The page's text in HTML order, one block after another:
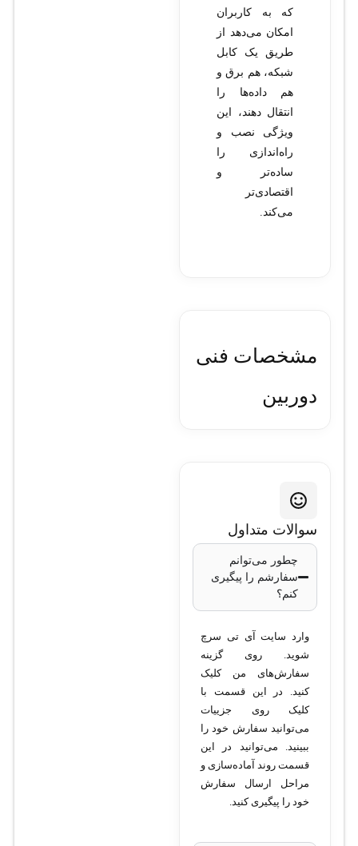
که به کاربران
امکان می‌دهد از
طریق یک کابل
شبکه، هم برق و
هم داده‌ها را
انتقال دهند، این
ویژگی نصب و
راه‌اندازی را
ساده‌تر و
اقتصادی‌تر
می‌کند.
مشخصات فنی
دوربین
2CD1143G0-I
(2.8mm)
نوع دوربین
کیفیت تصویر
: 4
مگاپیکسل
رزولوشن تصویر
2560×1440 پیکسل
لنز
: ثابت 2.8
میلی‌متر
زاویه دید لنز
: حدود
105 درجه
سوالات متداول
چطور می‌توانم
سفارشم را پیگیری
کنم؟
وارد سایت آی تی سرچ
شوید. روی گزینه
سفارش‌های من کلیک
کنید. در این قسمت با
کلیک روی جزییات
می‌توانید سفارش خود را
ببینید. می‌توانید در این
قسمت روند آماده‌سازی و
مراحل ارسال سفارش
خود را پیگیری کنید.